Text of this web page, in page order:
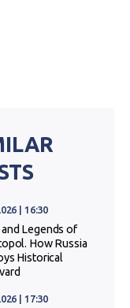
| 16:30
Legends of
How Russia
Historical
| 17:30